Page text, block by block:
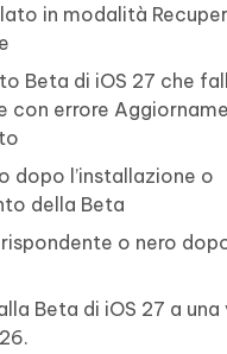
in modalità
Beta di iOS 27 che
con errore
dopo l’installazione o
della Beta
o nero
Beta di iOS 27 a una